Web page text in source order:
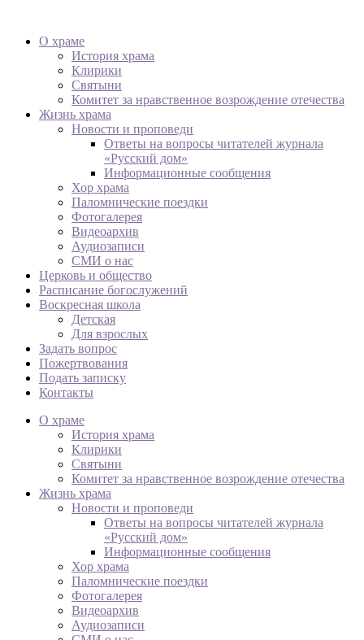
О храме
История храма
Клирики
Святыни
Комитет за нравственное возрождение отечества
Жизнь храма
Новости и проповеди
Ответы на вопросы читателей журнала
«Русский дом»
Информационные сообщения
Хор храма
Паломнические поездки
Фотогалерея
Видеоархив
Аудиозаписи
СМИ о нас
Церковь и общество
Расписание богослужений
Воскресная школа
Детская
Для взрослых
Задать вопрос
Пожертвования
Подать записку
Контакты
О храме
История храма
Клирики
Святыни
Комитет за нравственное возрождение отечества
Жизнь храма
Новости и проповеди
Ответы на вопросы читателей журнала
«Русский дом»
Информационные сообщения
Хор храма
Паломнические поездки
Фотогалерея
Видеоархив
Аудиозаписи